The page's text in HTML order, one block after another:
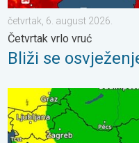
četvrtak, 6. august 2026.
Četvrtak vrlo vruć
Bliži se
Vrhunac toplinskog vala.